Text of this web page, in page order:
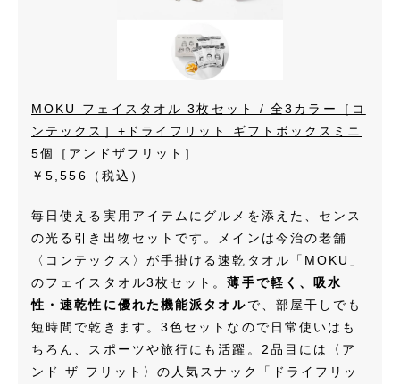
MOKU フェイスタオル 3枚セット / 全3カラー［コ
ンテックス］+ドライフリット ギフトボックスミニ
5個［アンドザフリット］
￥5,556
（税込）
毎日使える実用アイテムにグルメを添えた、センス
の光る引き出物セットです。メインは今治の老舗
〈コンテックス〉が手掛ける速乾タオル「MOKU」
のフェイスタオル3枚セット。薄手で軽く、吸水
性・速乾性に優れた機能派タオルで、部屋干しでも
短時間で乾きます。3色セットなので日常使いはも
ちろん、スポーツや旅行にも活躍。2品目には〈ア
ンド ザ フリット〉の人気スナック「ドライフリッ